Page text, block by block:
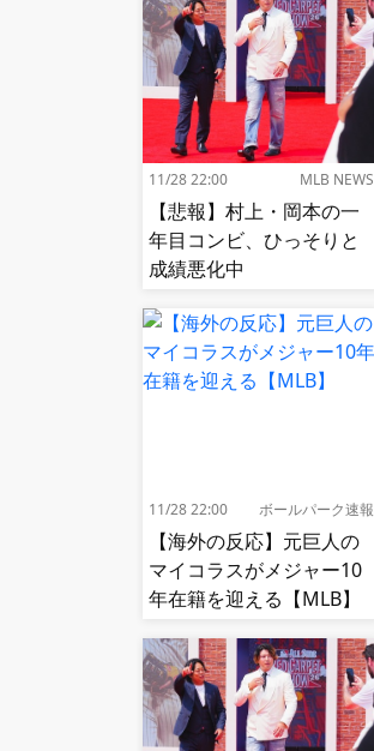
11/28 22:00 MLB NEWS
【悲報】村上・岡本の一
年目コンビ、ひっそりと
成績悪化中
11/28 22:00 ボールパーク速報
【海外の反応】元巨人の
マイコラスがメジャー10
年在籍を迎える【MLB】